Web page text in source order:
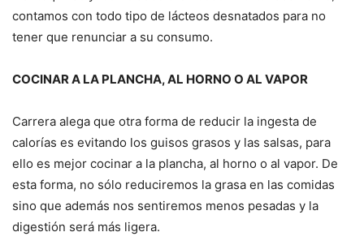
contamos con todo tipo de lácteos desnatados para no
tener que renunciar a su consumo.
COCINAR A LA PLANCHA, AL HORNO O AL VAPOR
Carrera alega que otra forma de reducir la ingesta de
calorías es evitando los guisos grasos y las salsas, para
ello es mejor cocinar a la plancha, al horno o al vapor. De
esta forma, no sólo reduciremos la grasa en las comidas
sino que además nos sentiremos menos pesadas y la
digestión será más ligera.